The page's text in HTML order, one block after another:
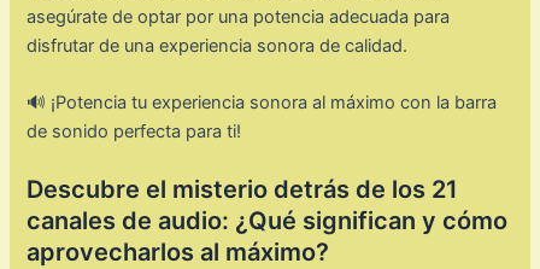
asegúrate de optar por una potencia adecuada para
disfrutar de una experiencia sonora de calidad.
🔊 ¡Potencia tu experiencia sonora al máximo con la barra
de sonido perfecta para ti!
Descubre el misterio detrás de los 21
canales de audio: ¿Qué significan y cómo
aprovecharlos al máximo?